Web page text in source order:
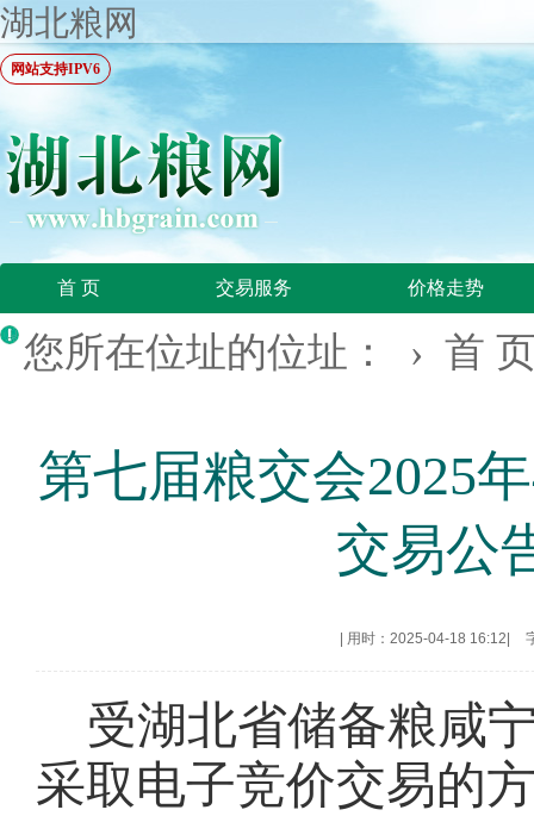
湖北粮网
网站支持IPV6
首 页 交易服务 价格走势
您所在位址的位址： › 首
第七届粮交会2025
交易公
用时：2025-04-18 16:12
受湖北省储备粮咸
采取电子竞价交易的